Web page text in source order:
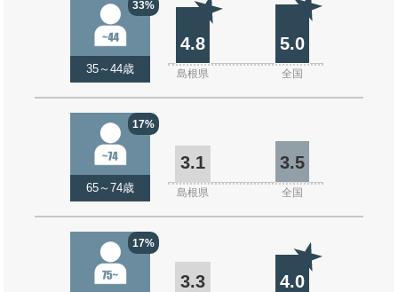
33%
35～44歳
4.8 5.0
島根県 全国
17%
65～74歳
3.1 3.5
島根県 全国
17%
3.3 4.0